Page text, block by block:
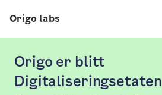
Origo labs
Origo er blitt
Digitaliseringsetaten